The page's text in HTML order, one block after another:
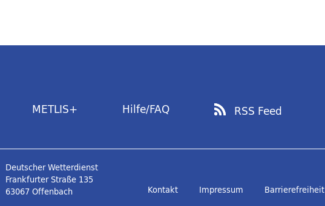
METLIS+ Hilfe/FAQ RSS Feed
Deutscher Wetterdienst
Frankfurter Straße 135
63067 Offenbach
Kontakt Impressum Barrierefreiheit